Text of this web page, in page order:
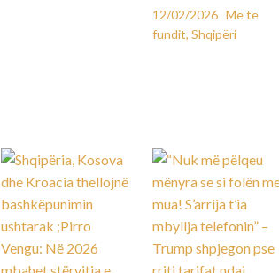
12/02/2026 Më të
fundit,Shqipëri